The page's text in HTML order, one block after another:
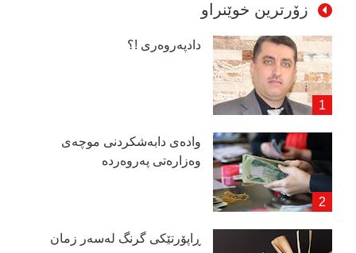
زۆرترین خوێنراو
دادپەروەری !؟
وادەی دابەشكردنی موچەی
وەزارەتی پەروەردە
ڕاپۆرتێكی گرنگ لەسەر زمان